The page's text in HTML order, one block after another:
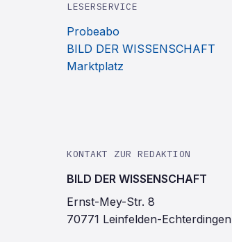
LESERSERVICE
Probeabo
BILD DER WISSENSCHAFT
Marktplatz
KONTAKT ZUR REDAKTION
BILD DER WISSENSCHAFT
Ernst-Mey-Str. 8
70771 Leinfelden-Echterdingen